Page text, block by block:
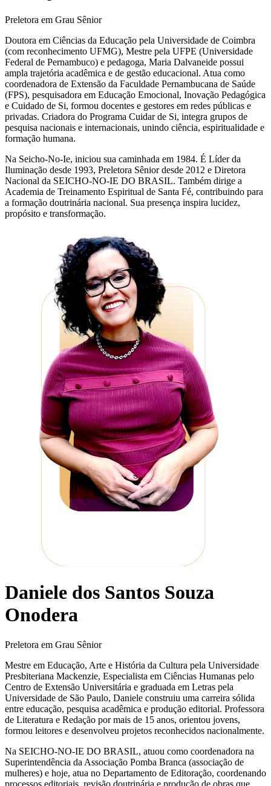
Preletora em Grau Sênior
Doutora em Ciências da Educação pela Universidade de Coimbra
(com reconhecimento UFMG), Mestre pela UFPE (Universidade
Federal de Pernambuco) e pedagoga, Maria Dalvaneide possui
ampla trajetória acadêmica e de gestão educacional. Atua como
coordenadora de Extensão da Faculdade Pernambucana de Saúde
(FPS), pesquisadora em Educação Emocional, Inovação Pedagógica
e Cuidado de Si, formou docentes e gestores em redes públicas e
privadas. Criadora do Programa Cuidar de Si, integra grupos de
pesquisa nacionais e internacionais, unindo ciência, espiritualidade e
formação humana.
Na Seicho-No-Ie, iniciou sua caminhada em 1984. É Líder da
Iluminação desde 1993, Preletora Sênior desde 2012 e Diretora
Nacional da SEICHO-NO-IE DO BRASIL. Também dirige a
Academia de Treinamento Espiritual de Santa Fé, contribuindo para
a formação doutrinária nacional. Sua presença inspira lucidez,
propósito e transformação.
Daniele dos Santos Souza
Onodera
Preletora em Grau Sênior
Mestre em Educação, Arte e História da Cultura pela Universidade
Presbiteriana Mackenzie, Especialista em Ciências Humanas pelo
Centro de Extensão Universitária e graduada em Letras pela
Universidade de São Paulo, Daniele construiu uma carreira sólida
entre educação, pesquisa acadêmica e produção editorial. Professora
de Literatura e Redação por mais de 15 anos, orientou jovens,
formou leitores e desenvolveu projetos reconhecidos nacionalmente.
Na SEICHO-NO-IE DO BRASIL, atuou como coordenadora na
Superintendência da Associação Pomba Branca (associação de
mulheres) e hoje, atua no Departamento de Editoração, coordenando
processos editoriais, revisão doutrinária e produção de obras que